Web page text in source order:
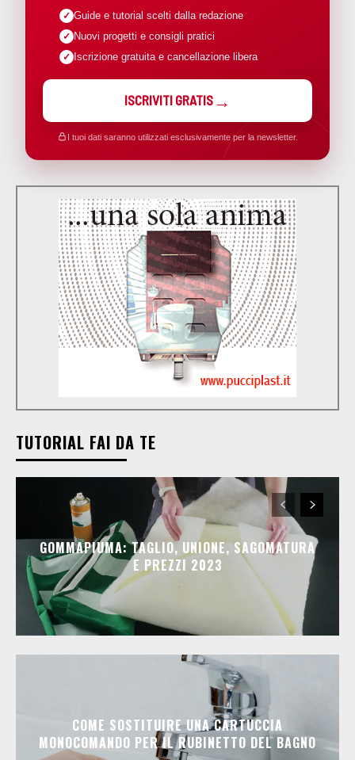
Guide e tutorial scelti dalla redazione
Nuovi progetti e consigli pratici
Iscrizione gratuita e cancellazione libera
ISCRIVITI GRATIS
I tuoi dati saranno utilizzati esclusivamente per la newsletter.
TUTORIAL FAI DA TE
GOMMAPIUMA: TAGLIO, UNIONE, SAGOMATURA
E PREZZI 2023
COME SOSTITUIRE UNA CARTUCCIA
MONOCOMANDO PER IL RUBINETTO DEL BAGNO